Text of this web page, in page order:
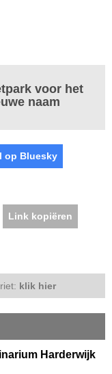
voor het
naam
op Bluesky
Link kopiëren
klik hier
Harderwijk